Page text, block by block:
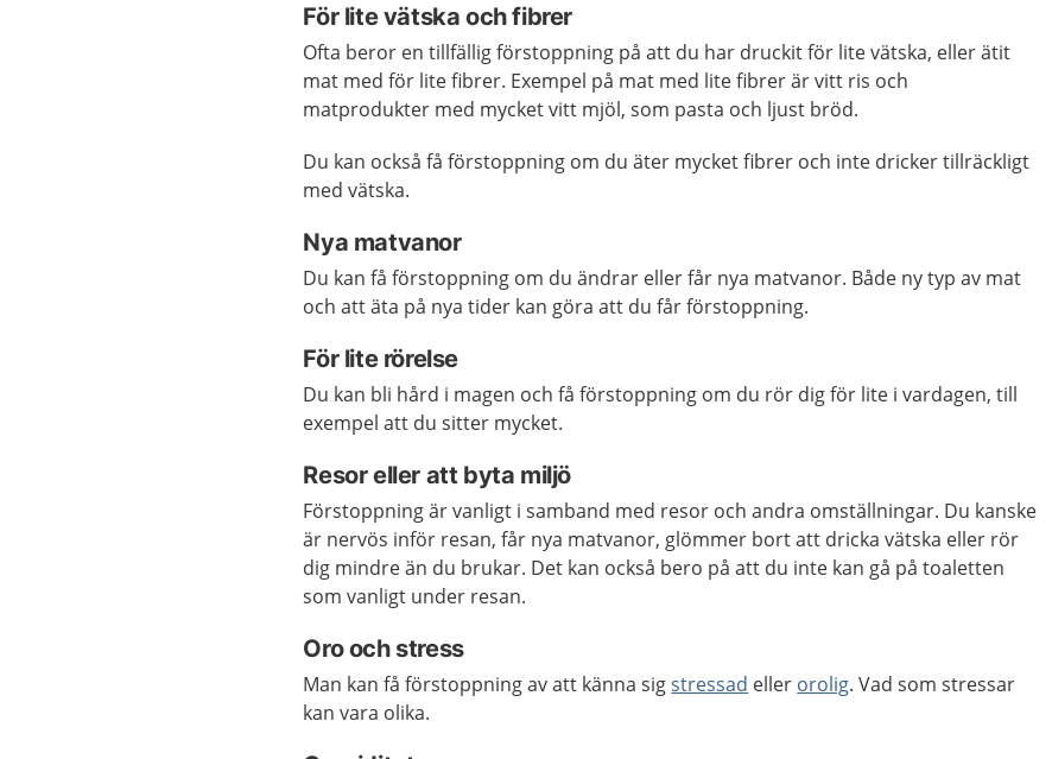
För lite vätska och fibrer
Ofta beror en tillfällig förstoppning på att du har druckit för lite vätska, eller ätit
mat med för lite fibrer. Exempel på mat med lite fibrer är vitt ris och
matprodukter med mycket vitt mjöl, som pasta och ljust bröd.
Du kan också få förstoppning om du äter mycket fibrer och inte dricker tillräckligt
med vätska.
Nya matvanor
Du kan få förstoppning om du ändrar eller får nya matvanor. Både ny typ av mat
och att äta på nya tider kan göra att du får förstoppning.
För lite rörelse
Du kan bli hård i magen och få förstoppning om du rör dig för lite i vardagen, till
exempel att du sitter mycket.
Resor eller att byta miljö
Förstoppning är vanligt i samband med resor och andra omställningar. Du kanske
är nervös inför resan, får nya matvanor, glömmer bort att dricka vätska eller rör
dig mindre än du brukar. Det kan också bero på att du inte kan gå på toaletten
som vanligt under resan.
Oro och stress
Man kan få förstoppning av att känna sigstressad eller orolig. Vad som stressar
kan vara olika.